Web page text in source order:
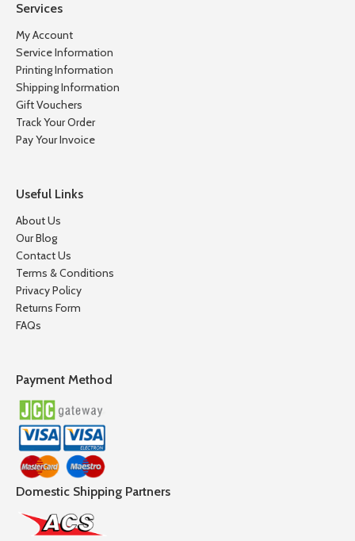
Services
My Account
Service Information
Printing Information
Shipping Information
Gift Vouchers
Track Your Order
Pay Your Invoice
Useful Links
About Us
Our Blog
Contact Us
Terms & Conditions
Privacy Policy
Returns Form
FAQs
Payment Method
Domestic Shipping Partners